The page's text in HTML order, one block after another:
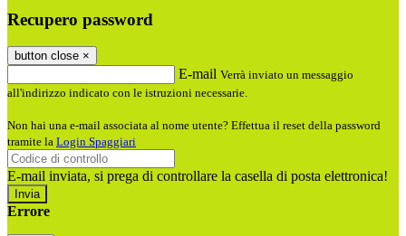
Recupero password
button close ×
E-mail Verrà inviato un messaggio
all'indirizzo indicato con le istruzioni necessarie.
Non hai una e-mail associata al nome utente? Effettua il reset della password
tramite la Login Spaggiari
E-mail inviata, si prega di controllare la casella di posta elettronica!
Errore